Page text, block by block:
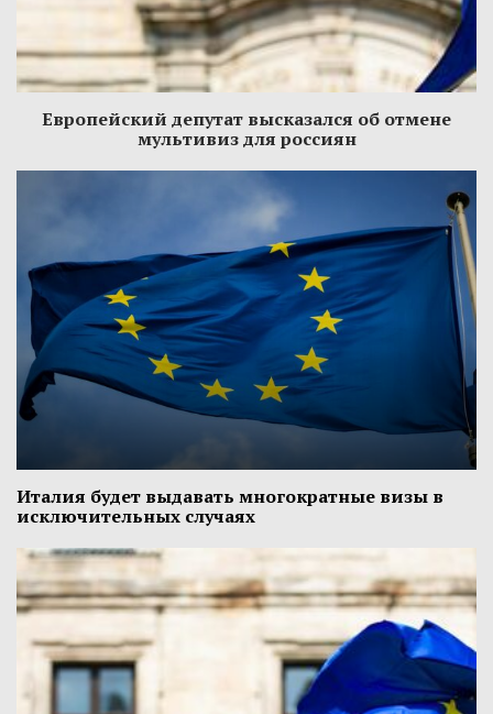
Европейский депутат высказался об отмене
мультивиз для россиян
Италия будет выдавать многократные визы в
исключительных случаях